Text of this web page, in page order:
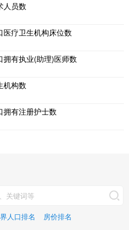
人员数
医疗卫生机构床位数
拥有执业(助理)医师数
机构数
拥有注册护士数
人口排名 房价排名